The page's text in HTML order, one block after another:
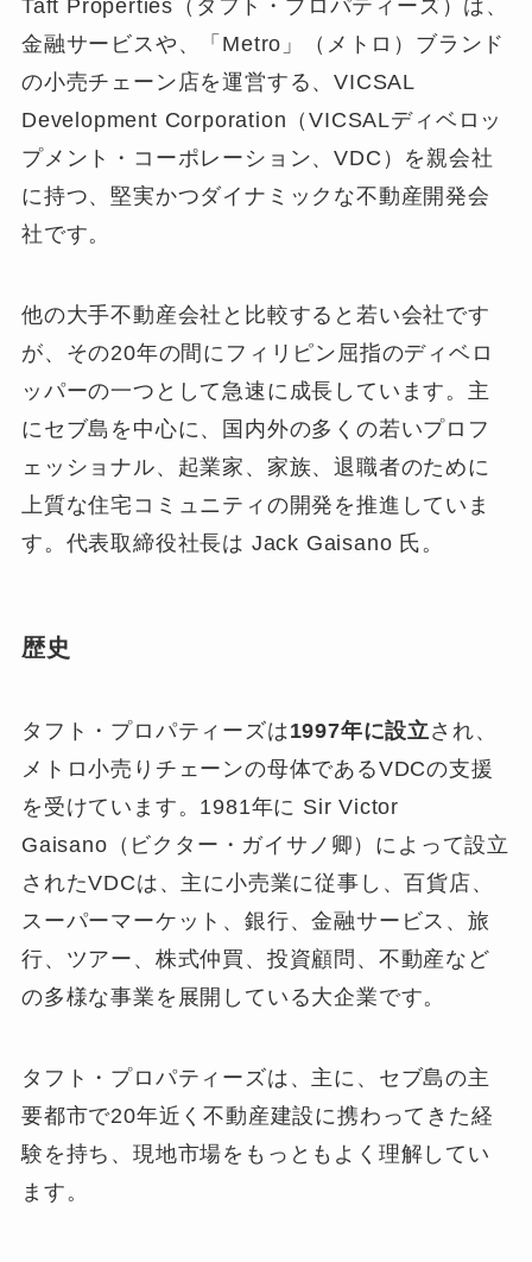
Taft Properties（タフト・プロパティーズ）は、
金融サービスや、「Metro」（メトロ）ブランド
の小売チェーン店を運営する、VICSAL
Development Corporation（VICSALディベロッ
プメント・コーポレーション、VDC）を親会社
に持つ、堅実かつダイナミックな不動産開発会
社です。
他の大手不動産会社と比較すると若い会社です
が、その20年の間にフィリピン屈指のディベロ
ッパーの一つとして急速に成長しています。 主
にセブ島を中心に、国内外の多くの若いプロフ
ェッショナル、起業家、家族、退職者のために
上質な住宅コミュニティの開発を推進していま
す。代表取締役社長は Jack Gaisano 氏。
歴史
タフト・プロパティーズは1997年に設立 され、
メトロ小売りチェーンの母体であるVDCの支援
を受けています。​1981年に Sir Victor
Gaisano（ビクター・ガイサノ卿）によって設立
されたVDCは、主に小売業に従事し、百貨店、
スーパーマーケット、銀行、金融サービス、旅
行、ツアー、株式仲買、投資顧問、不動産など
の多様な事業を展開している大企業です。
​タフト・プロパティーズは、主に、セブ島の主
要都市で20年近く不動産建設に携わってきた経
験を持ち、現地市場をもっともよく理解してい
ます。